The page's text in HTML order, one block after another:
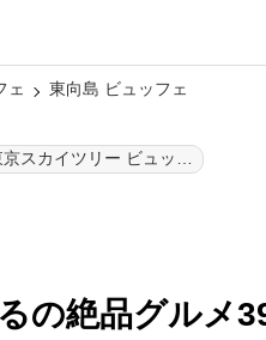
ェ 東向島 ビュッフェ
の絶品グルメ